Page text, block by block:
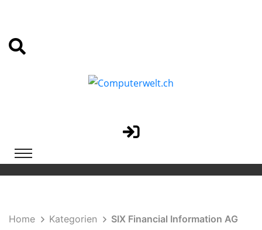
Home Kategorien
SIX Financial Information AG